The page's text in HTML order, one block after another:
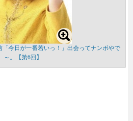
今日が一番若いっ！」出会ってナンボやで
～。【第6回】